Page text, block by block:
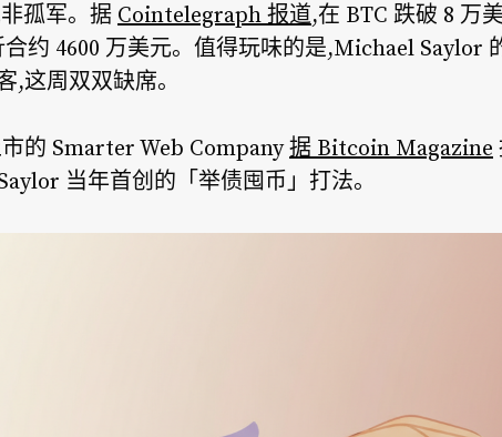
孤军。据 Cointelegraph 报道,在 BTC 跌破 8 万
合约 4600 万美元。值得玩味的是,Michael Saylor
,这周双双缺席。
的 Smarter Web Company据 Bitcoin Magazine
当年首创的「举债囤币」打法。